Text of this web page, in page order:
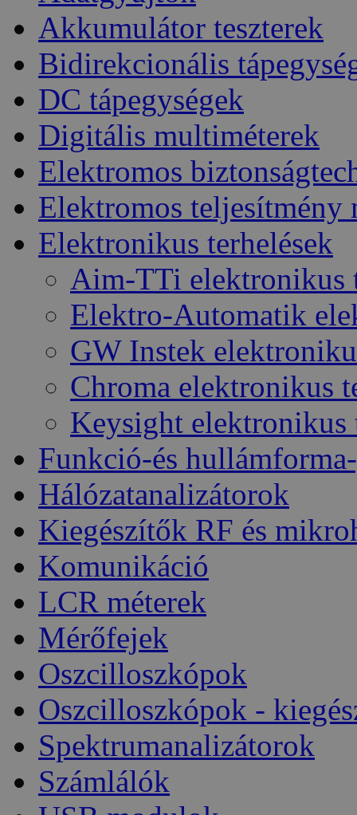
Akkumulátor teszterek
Bidirekcionális
DC tápegységek
Digitális multiméterek
Elektromos
Elektromos teljesítmény
Elektronikus terhelések
Aim-TTi elektronikus
Elektro-Automatik
GW Instek
Chroma elektronikus
Keysight elektronikus
Funkció-és
Hálózatanalizátorok
Kiegészítők RF és
Komunikáció
LCR méterek
Mérőfejek
Oszcilloszkópok
Oszcilloszkópok -
Spektrumanalizátorok
Számlálók